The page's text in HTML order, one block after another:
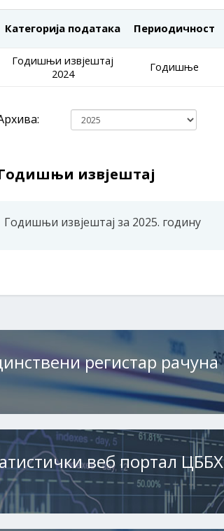
Категорија података Периодичност
Годишњи извјештај
2024
Годишње
извјештај
Годишњи извјештај за 2025. годину
регистар рачуна
веб портал ЦББХ